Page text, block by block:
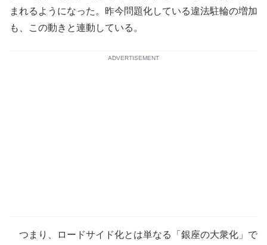
まれるようになった。昨今問題化している違法駐輪の増加
も、この動きと連動している。
ADVERTISEMENT
つまり、ロードサイド化とは単なる「銀座の大衆化」で